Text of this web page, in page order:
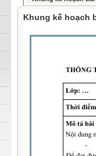
Khung kế hoạch